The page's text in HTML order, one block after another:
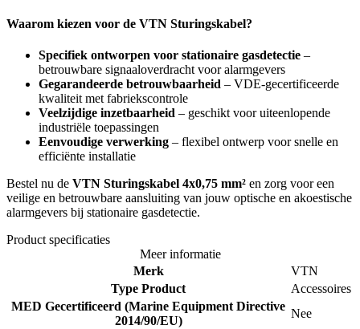
Waarom kiezen voor de VTN Sturingskabel?
Specifiek ontworpen voor stationaire gasdetectie –
betrouwbare signaaloverdracht voor alarmgevers
Gegarandeerde betrouwbaarheid – VDE-gecertificeerde
kwaliteit met fabriekscontrole
Veelzijdige inzetbaarheid – geschikt voor uiteenlopende
industriële toepassingen
Eenvoudige verwerking – flexibel ontwerp voor snelle en
efficiënte installatie
Bestel nu de VTN Sturingskabel 4x0,75 mm² en zorg voor een
veilige en betrouwbare aansluiting van jouw optische en akoestische
alarmgevers bij stationaire gasdetectie.
Product specificaties
Meer informatie
Merk
VTN
Type Product
Accessoires
MED Gecertificeerd (Marine Equipment Directive
2014/90/EU)
Nee